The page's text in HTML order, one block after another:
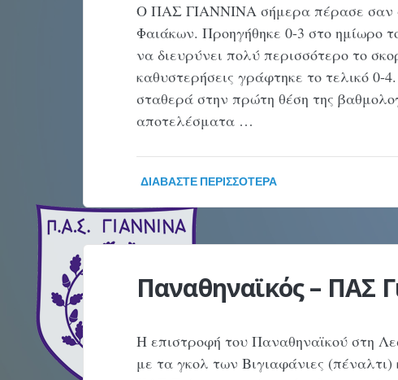
Ο ΠΑΣ ΓΙΑΝΝΙΝΑ σήμερα πέρασε σαν
Φαιάκων. Προηγήθηκε 0-3 στο ημίωρο
να διευρύνει πολύ περισσότερο το
καθυστερήσεις γράφτηκε το τελικό
σταθερά στην πρώτη θέση της
αποτελέσματα …
ΔΙΑΒΆΣΤΕ ΠΕΡΙΣΣΌΤΕΡΑ
Παναθηναϊκός – ΠΑΣ
Η επιστροφή του Παναθηναϊκού στη
με τα γκολ των Βιγιαφάνιες (πέναλτι)